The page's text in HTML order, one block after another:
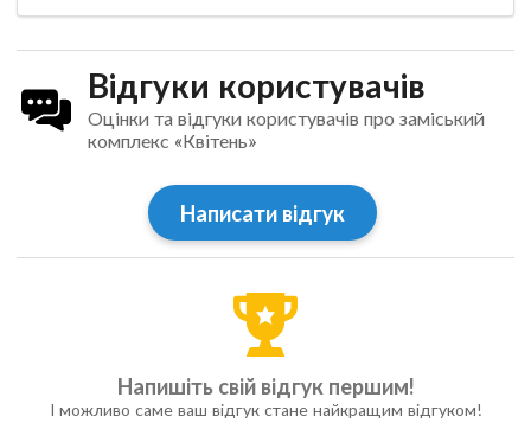
Відгуки користувачів
Оцінки та відгуки користувачів про заміський
комплекс «Квітень»
Написати відгук
Напишіть свій відгук першим!
І можливо саме ваш відгук стане найкращим відгуком!